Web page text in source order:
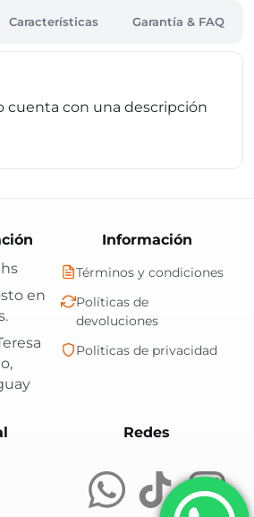
Características Garantía & FAQ
cuenta con una descripción
RedesCentral Shop es
Información
Términos y condiciones
Políticas de
devoluciones
Politicas de privacidad
en